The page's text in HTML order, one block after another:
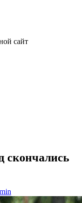
сайт
скончались